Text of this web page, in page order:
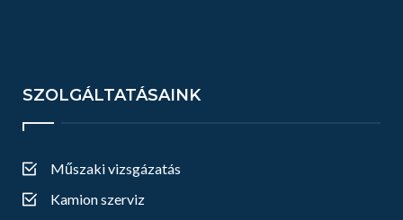
SZOLGÁLTATÁSAINK
Műszaki vizsgázatás
Kamion szerviz